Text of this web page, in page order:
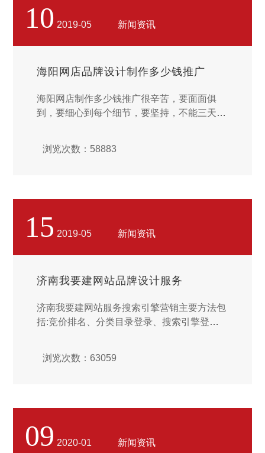
10 2019-05 新闻资讯
海阳网店品牌设计制作多少钱推广
海阳网店制作多少钱推广很辛苦，要面面俱
到，要细心到每个细节，要坚持，不能三天打
成功道路上大的敌人，很多站长在互联网没有
也许你马上就会成功，就差一点点。不要放弃
浏览次数：58883
15 2019-05 新闻资讯
济南我要建网站品牌设计服务
济南我要建网站服务搜索引擎营销主要方法包
括:竞价排名、分类目录登录、搜索引擎登
浏览次数：63059
09 2020-01 新闻资讯